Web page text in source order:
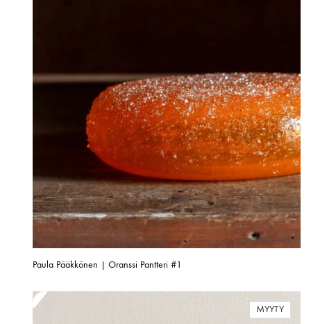
Paula Pääkkönen | Oranssi Pantteri #1
MYYTY